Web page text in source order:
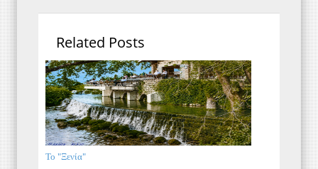
Related Posts
Το "Ξενία"